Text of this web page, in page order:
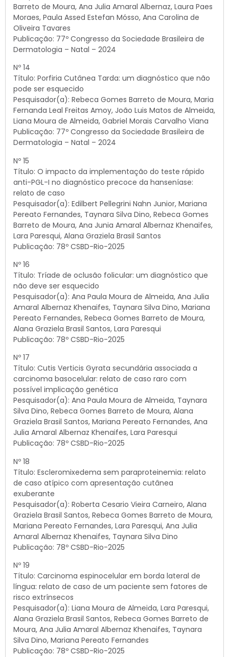
Barreto de Moura, Ana Julia Amaral Albernaz, Laura Paes
Moraes, Paula Assed Estefan Mósso, Ana Carolina de
Oliveira Tavares
Publicação: 77º Congresso da Sociedade Brasileira de
Dermatologia – Natal – 2024
Nº 14
Título: Porfiria Cutânea Tarda: um diagnóstico que não
pode ser esquecido
Pesquisador(a): Rebeca Gomes Barreto de Moura, Maria
Fernanda Leal Freitas Amoy, João Luis Matos de Almeida,
Liana Moura de Almeida, Gabriel Morais Carvalho Viana
Publicação: 77º Congresso da Sociedade Brasileira de
Dermatologia – Natal – 2024
Nº 15
Título: O impacto da implementação do teste rápido
anti-PGL-I no diagnóstico precoce da hanseníase:
relato de caso
Pesquisador(a): Edilbert Pellegrini Nahn Junior, Mariana
Pereato Fernandes, Taynara Silva Dino, Rebeca Gomes
Barreto de Moura, Ana Junia Amaral Albernaz Khenaifes,
Lara Paresqui, Alana Graziela Brasil Santos
Publicação: 78º CSBD-Rio-2025
Nº 16
Título: Tríade de oclusão folicular: um diagnóstico que
não deve ser esquecido
Pesquisador(a): Ana Paula Moura de Almeida, Ana Julia
Amaral Albernaz Khenaifes, Taynara Silva Dino, Mariana
Pereato Fernandes, Rebeca Gomes Barreto de Moura,
Alana Graziela Brasil Santos, Lara Paresqui
Publicação: 78º CSBD-Rio-2025
Nº 17
Título: Cutis Verticis Gyrata secundária associada a
carcinoma basocelular: relato de caso raro com
possível implicação genética
Pesquisador(a): Ana Paula Moura de Almeida, Taynara
Silva Dino, Rebeca Gomes Barreto de Moura, Alana
Graziela Brasil Santos, Mariana Pereato Fernandes, Ana
Julia Amaral Albernaz Khenaifes, Lara Paresqui
Publicação: 78º CSBD-Rio-2025
Nº 18
Título: Escleromixedema sem paraproteinemia: relato
de caso atípico com apresentação cutânea
exuberante
Pesquisador(a): Roberta Cesario Vieira Carneiro, Alana
Graziela Brasil Santos, Rebeca Gomes Barreto de Moura,
Mariana Pereato Fernandes, Lara Paresqui, Ana Julia
Amaral Albernaz Khenaifes, Taynara Silva Dino
Publicação: 78º CSBD-Rio-2025
Nº 19
Título: Carcinoma espinocelular em borda lateral de
língua: relato de caso de um paciente sem fatores de
risco extrínsecos
Pesquisador(a): Liana Moura de Almeida, Lara Paresqui,
Alana Graziela Brasil Santos, Rebeca Gomes Barreto de
Moura, Ana Julia Amaral Albernaz Khenaifes, Taynara
Silva Dino, Mariana Pereato Fernandes
Publicação: 78º CSBD-Rio-2025